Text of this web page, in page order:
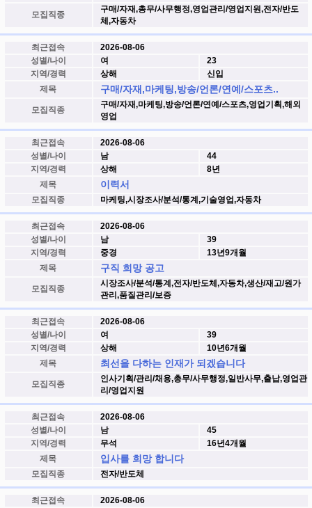
모집직종
구매/자재,총무/사무행정,영업관리/영업지원,전자/반도
체,자동차
최근접속
2026-08-06
성별/나이
여
23
지역/경력
상해
신입
제목
구매/자재,마케팅,방송/언론/연예/스포츠..
모집직종
구매/자재,마케팅,방송/언론/연예/스포츠,영업기획,해외
영업
최근접속
2026-08-06
성별/나이
남
44
지역/경력
상해
8년
제목
이력서
모집직종 마케팅,시장조사/분석/통계,기술영업,자동차
최근접속
2026-08-06
성별/나이
남
39
지역/경력
중경
13년9개월
제목
구직 희망 공고
모집직종
시장조사/분석/통계,전자/반도체,자동차,생산/재고/원가
관리,품질관리/보증
최근접속
2026-08-06
성별/나이
여
39
지역/경력
상해
10년6개월
제목
최선을 다하는 인재가 되겠습니다
모집직종
인사기획/관리/채용,총무/사무행정,일반사무,출납,영업관
리/영업지원
최근접속
2026-08-06
성별/나이
남
45
지역/경력
무석
16년4개월
제목
입사를 희망 합니다
모집직종 전자/반도체
최근접속
2026-08-06